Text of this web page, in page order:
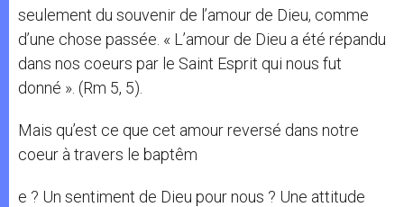
seulement du souvenir de l’amour de Dieu, comme
d’une chose passée. « L’amour de Dieu a été répandu
dans nos coeurs par le Saint Esprit qui nous fut
donné ». (Rm 5, 5).
Mais qu’est ce que cet amour reversé dans notre
coeur à travers le baptêm
e ? Un sentiment de Dieu pour nous ? Une attitude